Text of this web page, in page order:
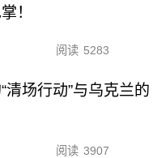
！
阅读 5283
清场行动”与乌克兰的
阅读 3907